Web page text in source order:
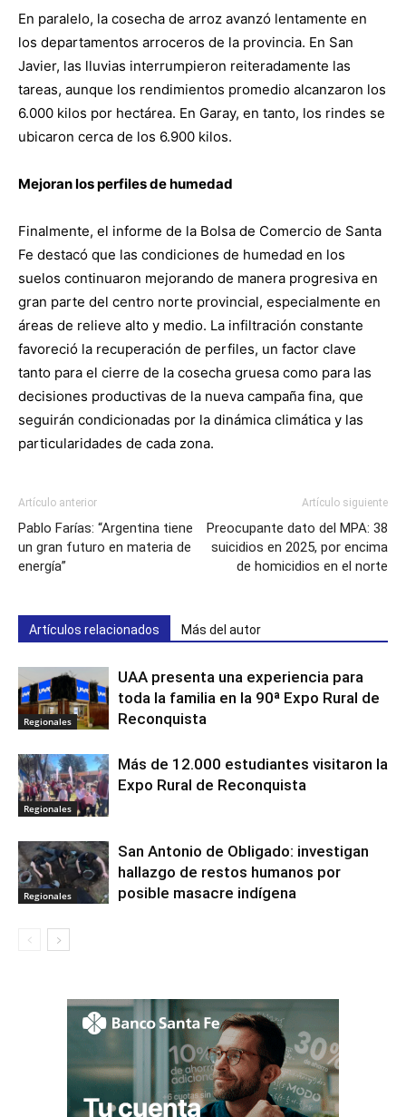
En paralelo, la cosecha de arroz avanzó lentamente en
los departamentos arroceros de la provincia. En San
Javier, las lluvias interrumpieron reiteradamente las
tareas, aunque los rendimientos promedio alcanzaron los
6.000 kilos por hectárea. En Garay, en tanto, los rindes se
ubicaron cerca de los 6.900 kilos.
Mejoran los perfiles de humedad
Finalmente, el informe de la Bolsa de Comercio de Santa
Fe destacó que las condiciones de humedad en los
suelos continuaron mejorando de manera progresiva en
gran parte del centro norte provincial, especialmente en
áreas de relieve alto y medio. La infiltración constante
favoreció la recuperación de perfiles, un factor clave
tanto para el cierre de la cosecha gruesa como para las
decisiones productivas de la nueva campaña fina, que
seguirán condicionadas por la dinámica climática y las
particularidades de cada zona.
Artículo anterior
Pablo Farías: “Argentina tiene
un gran futuro en materia de
energía”
Artículo siguiente
Preocupante dato del MPA: 38
suicidios en 2025, por encima
de homicidios en el norte
Artículos relacionados Más del autor
Regionales
UAA presenta una experiencia para
toda la familia en la 90ª Expo Rural de
Reconquista
Regionales
Más de 12.000 estudiantes visitaron la
Expo Rural de Reconquista
Regionales
San Antonio de Obligado: investigan
hallazgo de restos humanos por
posible masacre indígena